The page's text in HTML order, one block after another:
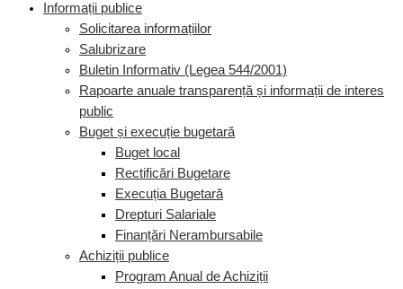
Informații publice
Solicitarea informațiilor
Salubrizare
Buletin Informativ (Legea 544/2001)
Rapoarte anuale transparență și informații de interes
public
Buget și execuție bugetară
Buget local
Rectificări Bugetare
Execuția Bugetară
Drepturi Salariale
Finanțări Nerambursabile
Achiziții publice
Program Anual de Achiziții